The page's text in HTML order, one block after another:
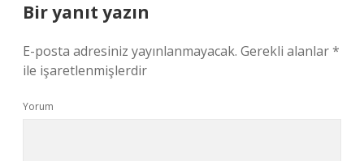
Bir yanıt yazın
E-posta adresiniz yayınlanmayacak. Gerekli alanlar*
ile işaretlenmişlerdir
Yorum